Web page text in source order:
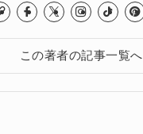
この著者の記事一覧へ